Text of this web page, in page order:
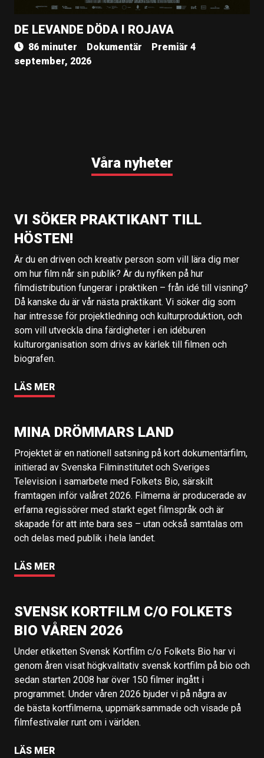
DE LEVANDE DÖDA I ROJAVA
86 minuter Dokumentär
Premiär 4
september, 2026
Våra nyheter
VI SÖKER PRAKTIKANT TILL
HÖSTEN!
Är du en driven och kreativ person som vill lära dig mer
om hur film når sin publik? Är du nyfiken på hur
filmdistribution fungerar i praktiken – från idé till visning?
Då kanske du är vår nästa praktikant. Vi söker dig som
har intresse för projektledning och kulturproduktion, och
som vill utveckla dina färdigheter i en idéburen
kulturorganisation som drivs av kärlek till filmen och
biografen.
LÄS MER
MINA DRÖMMARS LAND
Projektet är en nationell satsning på kort dokumentärfilm,
initierad av Svenska Filminstitutet och Sveriges
Television i samarbete med Folkets Bio, särskilt
framtagen inför valåret 2026. Filmerna är producerade av
erfarna regissörer med starkt eget filmspråk och är
skapade för att inte bara ses – utan också samtalas om
och delas med publik i hela landet.
LÄS MER
SVENSK KORTFILM C/O FOLKETS
BIO VÅREN 2026
Under etiketten Svensk Kortfilm c/o Folkets Bio har vi
genom åren visat högkvalitativ svensk kortfilm på bio och
sedan starten 2008 har över 150 filmer ingått i
programmet. Under våren 2026 bjuder vi på några av
de bästa kortfilmerna, uppmärksammade och visade på
filmfestivaler runt om i världen.
LÄS MER